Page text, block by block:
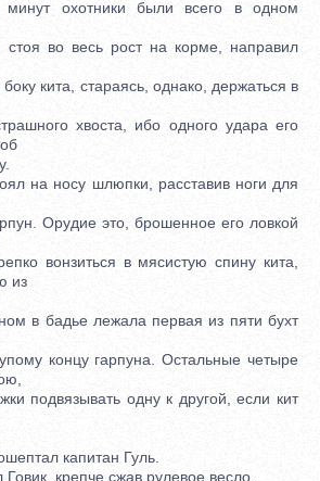
охотники были всего в одном
во весь рост на корме, направил
кита, стараясь, однако, держаться в
хвоста, ибо одного удара его
на носу шлюпки, расставив ноги для
Орудие это, брошенное его ловкой
вонзиться в мясистую спину кита,
из
в бадье лежала первая из пяти бухт
концу гарпуна. Остальные четыре
подвязывать одну к другой, если кит
капитан Гуль.
крепче сжав рулевое весло.